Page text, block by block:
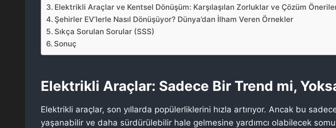
Elektrikli Araçlar ve Kentsel Dönüşüm: Karşılaşılan Zorluklar ve Çözüm
Şehirler EV’lerle Nasıl Dönüşüyor? Dünya’dan İlham Veren Örnekler
Sıkça Sorulan Sorular (SSS)
Sonuç
Elektrikli Araçlar: Sadece Bir Trend mi,
Elektrikli araçlar, son yıllarda popülerliklerini hızla artırıyor. Ancak bu
yaşanabilir ve daha sürdürülebilir hale gelmesine yardımcı olabilecek